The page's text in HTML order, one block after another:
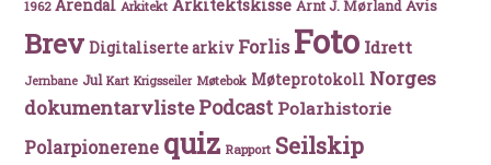
1962 Arendal Arkitekt Arkitektskisse Arnt J. Mørland Avis
Brev Digitaliserte arkiv Forlis Foto Idrett
Jernbane Jul Kart Krigsseiler Møtebok Møteprotokoll Norges
dokumentarvlistePodcast Polarhistorie
Polarpionerene quiz Rapport Seilskip